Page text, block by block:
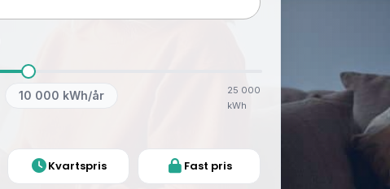
10 000 kWh/år
25 000
kWh
Kvartspris Fast pris